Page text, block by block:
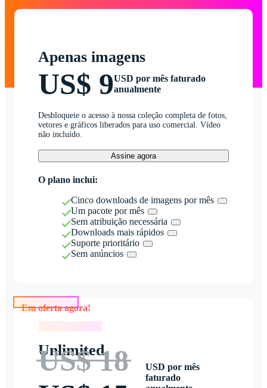
Apenas imagens
US$ 9USD por mês faturado
anualmente
Desbloqueie o acesso à nossa coleção completa de fotos,
vetores e gráficos liberados para uso comercial. Vídeo
não incluído.
Assine agora
O plano inclui:
Cinco downloads de imagens por mês
Um pacote por mês
Sem atribuição necessária
Downloads mais rápidos
Suporte prioritário
Sem anúncios
Unlimited
US$ 18
USD por mês
faturado